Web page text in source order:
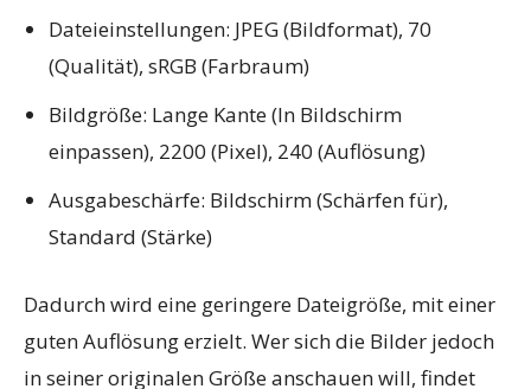
Dateieinstellungen: JPEG (Bildformat), 70
(Qualität), sRGB (Farbraum)
Bildgröße: Lange Kante (In Bildschirm
einpassen), 2200 (Pixel), 240 (Auflösung)
Ausgabeschärfe: Bildschirm (Schärfen für),
Standard (Stärke)
Dadurch wird eine geringere Dateigröße, mit einer
guten Auflösung erzielt. Wer sich die Bilder jedoch
in seiner originalen Größe anschauen will, findet